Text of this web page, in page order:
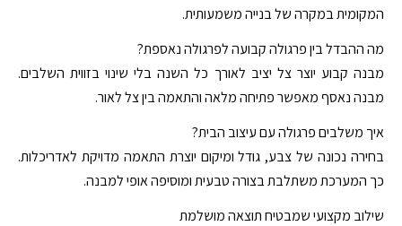
המקומית במקרה של בנייה משמעותית.
מה ההבדל בין פרגולה קבועה לפרגולה נאספת?
מבנה קבוע יוצר צל יציב לאורך כל השנה בלי שינוי בזווית השלבים.
מבנה נאסף מאפשר פתיחה מלאה והתאמה בין צל לאור.
איך משלבים פרגולה עם עיצוב הבית?
בחירה נכונה של צבע, גודל ומיקום יוצרת התאמה מדויקת לאדריכלות.
כך המערכת משתלבת בצורה טבעית ומוסיפה אופי למבנה.
שילוב מקצועי שמבטיח תוצאה מושלמת